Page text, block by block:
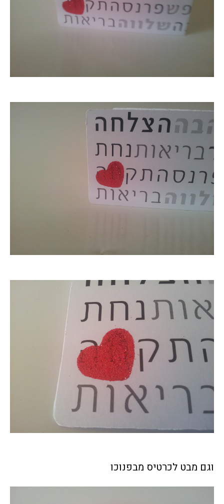
וגם מבט לכרטיס מבפנוכו